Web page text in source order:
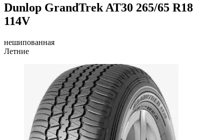
Dunlop GrandTrek AT30 265/65 R18
114V
нешипованная
Летние